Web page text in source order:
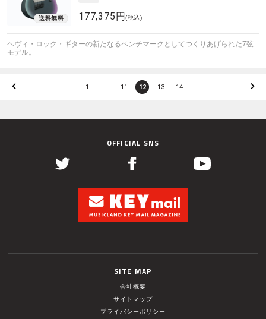
177,375円(税込)
ヘヴィ・ロック・ギターの新たなるベンチマークとしてつくりあげられた7弦
モデル。
1 … 11 12 13 14
OFFICIAL SNS
SITE MAP
会社概要
サイトマップ
プライバシーポリシー